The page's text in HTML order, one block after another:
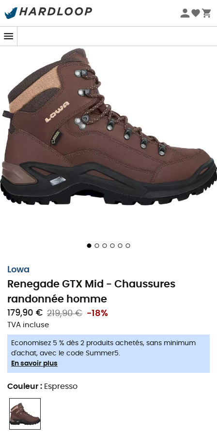
Promos d'été 🔥 -5 % EXTRA dès 2 produits* code Summer5
-5% Extra - Code Summer5
Lowa
Renegade GTX Mid - Chaussures
randonnée homme
179,90 € 219,90 € -18%
TVA incluse
Economisez 5 % dès 2 produits achetés, sans minimum
d'achat, avec le code Summer5.
En savoir plus
Couleur : Espresso
Lowa Renegade GTX Mid : Plébiscitées
pour leur confort !
Les chaussures de randonnée
hommedeLowaincarnent l'excellence en matière de
polyvalence et de confort. Conçues pour durer, les
Renegade GTX® Mid
haute qualité à une semelle extérieure
offrant stabilité et adhérence, idéales pour une